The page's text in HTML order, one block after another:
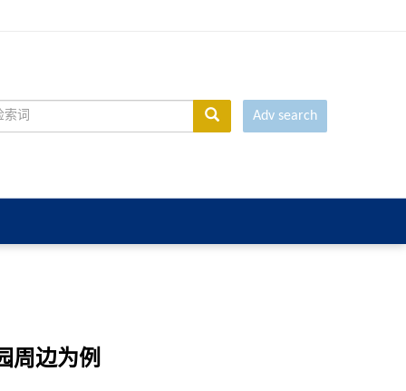
Adv search
周边为例